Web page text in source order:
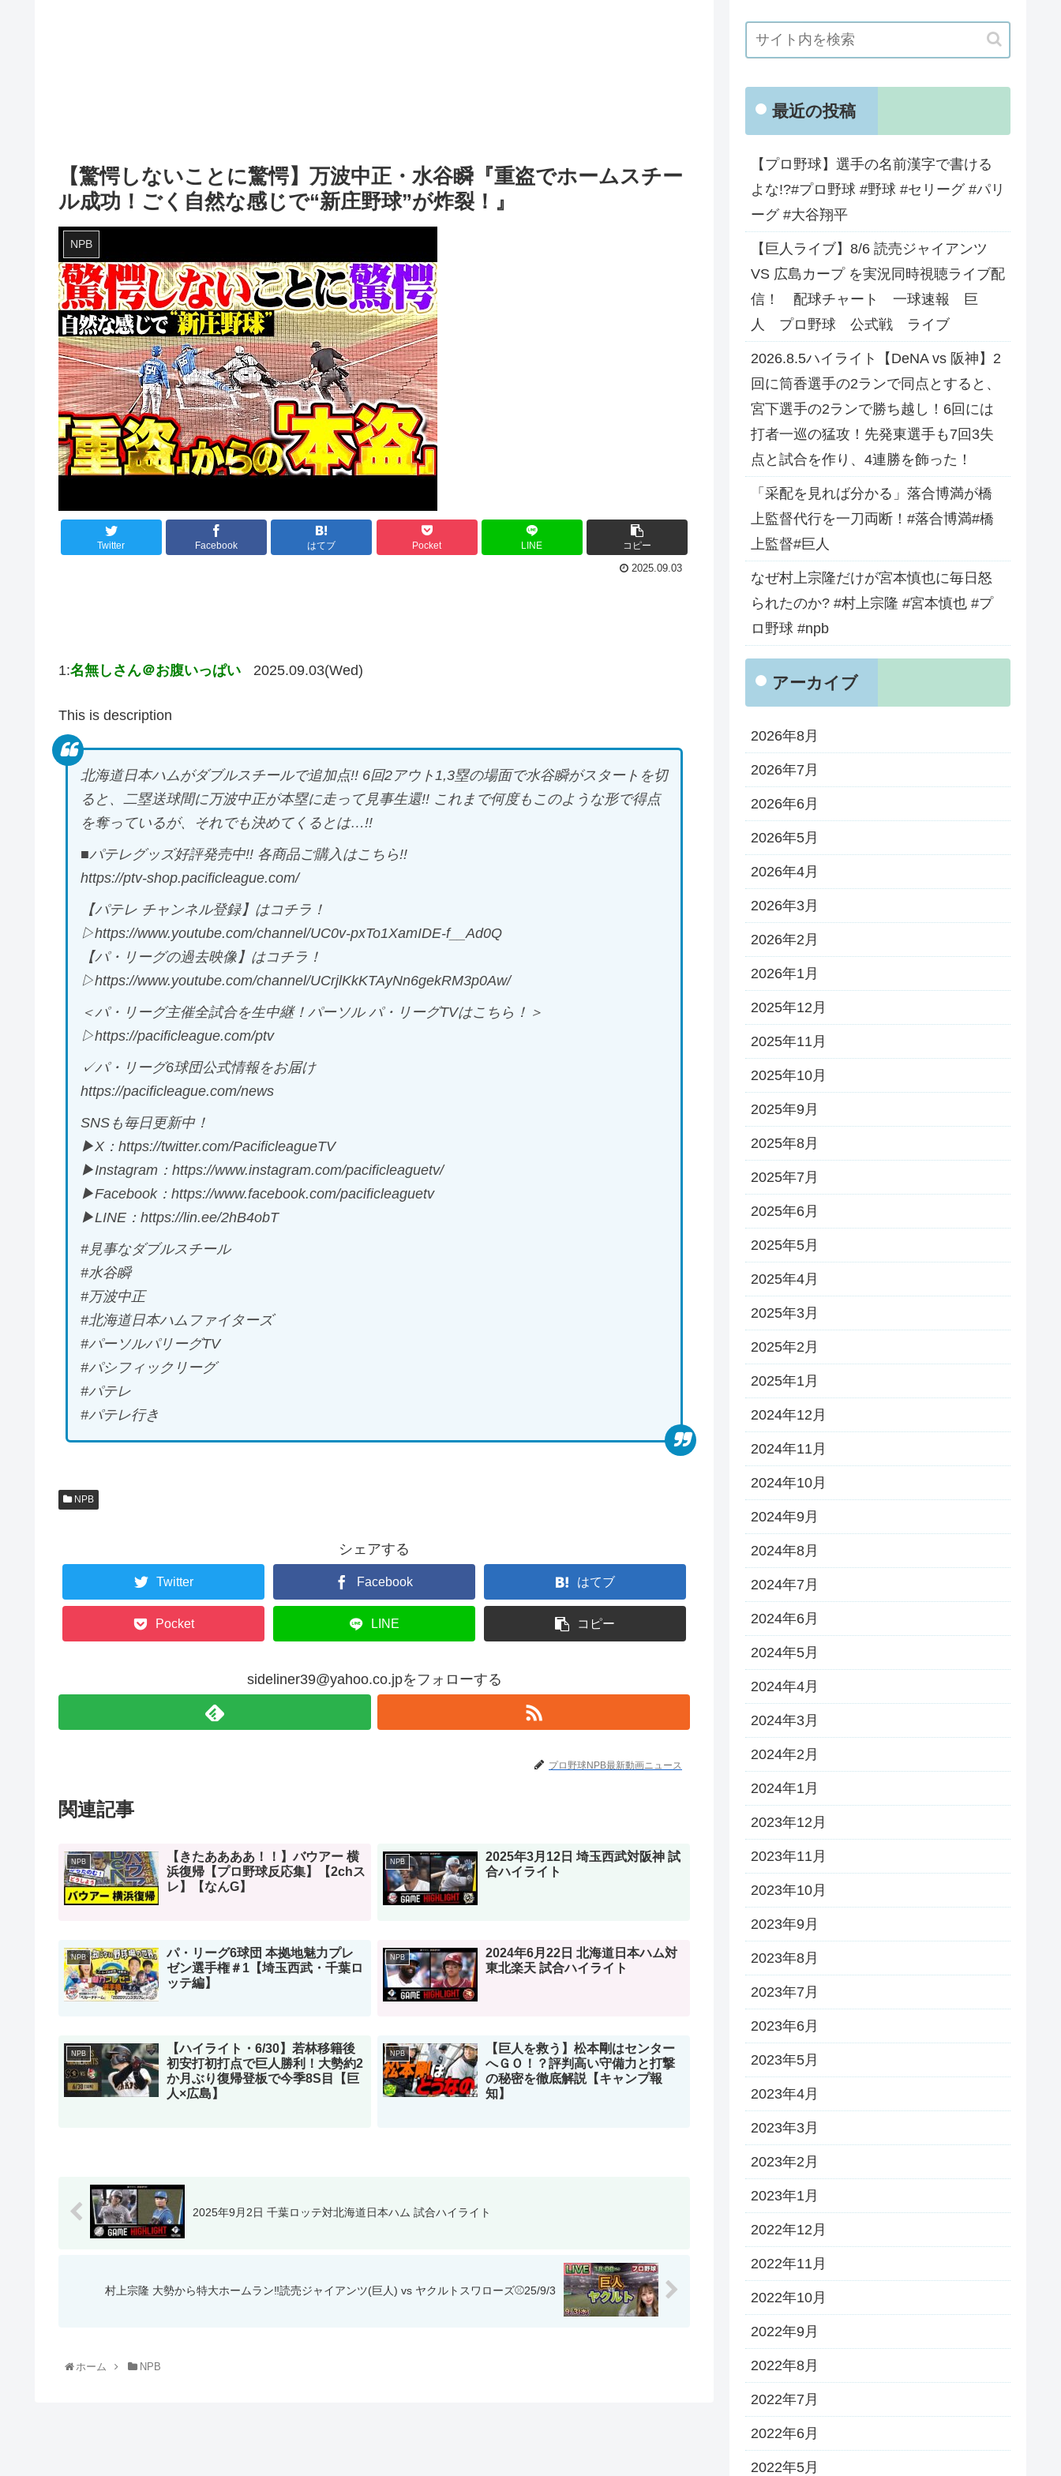
【驚愕しないことに驚愕】万波中正・水谷瞬『重盗でホームスチー
ル成功！ごく自然な感じで“新庄野球”が炸裂！』
NPB
Twitter Facebook はてブ Pocket LINE コピー
2025.09.03
1:名無しさん＠お腹いっぱい 2025.09.03(Wed)
This is description
北海道日本ハムがダブルスチールで追加点!! 6回2アウト1,3塁の場面で水谷瞬がスタートを切
ると、二塁送球間に万波中正が本塁に走って見事生還!! これまで何度もこのような形で得点
を奪っているが、それでも決めてくるとは…!!
■パテレグッズ好評発売中!! 各商品ご購入はこちら!!
https://ptv-shop.pacificleague.com/
【パテレ チャンネル登録】はコチラ！
▷https://www.youtube.com/channel/UC0v-pxTo1XamIDE-f__Ad0Q
【パ・リーグの過去映像】はコチラ！
▷https://www.youtube.com/channel/UCrjlKkKTAyNn6gekRM3p0Aw/
＜パ・リーグ主催全試合を生中継！パーソル パ・リーグTVはこちら！＞
▷https://pacificleague.com/ptv
✓パ・リーグ6球団公式情報をお届け
https://pacificleague.com/news
SNSも毎日更新中！
▶X：https://twitter.com/PacificleagueTV
▶Instagram：https://www.instagram.com/pacificleaguetv/
▶Facebook：https://www.facebook.com/pacificleaguetv
▶LINE：https://lin.ee/2hB4obT
#見事なダブルスチール
#水谷瞬
#万波中正
#北海道日本ハムファイターズ
#パーソルパリーグTV
#パシフィックリーグ
#パテレ
#パテレ行き
NPB
シェアする
Twitter Facebook はてブ
Pocket LINE コピー
sideliner39@yahoo.co.jpをフォローする
プロ野球NPB最新動画ニュース
関連記事
NPB
【きたああああ！！】バウアー 横
浜復帰【プロ野球反応集】【2chス
レ】【なんG】
NPB
2025年3月12日 埼玉西武対阪神 試
合ハイライト
NPB
パ・リーグ6球団 本拠地魅力プレ
ゼン選手権＃1【埼玉西武・千葉ロ
ッテ編】
NPB
2024年6月22日 北海道日本ハム対
東北楽天 試合ハイライト
NPB
【ハイライト・6/30】若林移籍後
初安打初打点で巨人勝利！大勢約2
か月ぶり復帰登板で今季8S目【巨
人×広島】
NPB
【巨人を救う】松本剛はセンター
へＧＯ！？評判高い守備力と打撃
の秘密を徹底解説【キャンプ報
知】
2025年9月2日 千葉ロッテ対北海道日本ハム 試合ハイライト
村上宗隆 大勢から特大ホームラン‼️読売ジャイアンツ(巨人) vs ヤクルトスワローズ⚾25/9/3
ホーム NPB
最近の投稿
【プロ野球】選手の名前漢字で書ける
よな!?#プロ野球 #野球 #セリーグ #パリ
ーグ #大谷翔平
【巨人ライブ】8/6 読売ジャイアンツ
VS 広島カープ を実況同時視聴ライブ配
信！ 配球チャート 一球速報 巨
人 プロ野球 公式戦 ライブ
2026.8.5ハイライト【DeNA vs 阪神】2
回に筒香選手の2ランで同点とすると、
宮下選手の2ランで勝ち越し！6回には
打者一巡の猛攻！先発東選手も7回3失
点と試合を作り、4連勝を飾った！
「采配を見れば分かる」落合博満が橋
上監督代行を一刀両断！#落合博満#橋
上監督#巨人
なぜ村上宗隆だけが宮本慎也に毎日怒
られたのか? #村上宗隆 #宮本慎也 #プ
ロ野球 #npb
アーカイブ
2026年8月
2026年7月
2026年6月
2026年5月
2026年4月
2026年3月
2026年2月
2026年1月
2025年12月
2025年11月
2025年10月
2025年9月
2025年8月
2025年7月
2025年6月
2025年5月
2025年4月
2025年3月
2025年2月
2025年1月
2024年12月
2024年11月
2024年10月
2024年9月
2024年8月
2024年7月
2024年6月
2024年5月
2024年4月
2024年3月
2024年2月
2024年1月
2023年12月
2023年11月
2023年10月
2023年9月
2023年8月
2023年7月
2023年6月
2023年5月
2023年4月
2023年3月
2023年2月
2023年1月
2022年12月
2022年11月
2022年10月
2022年9月
2022年8月
2022年7月
2022年6月
2022年5月